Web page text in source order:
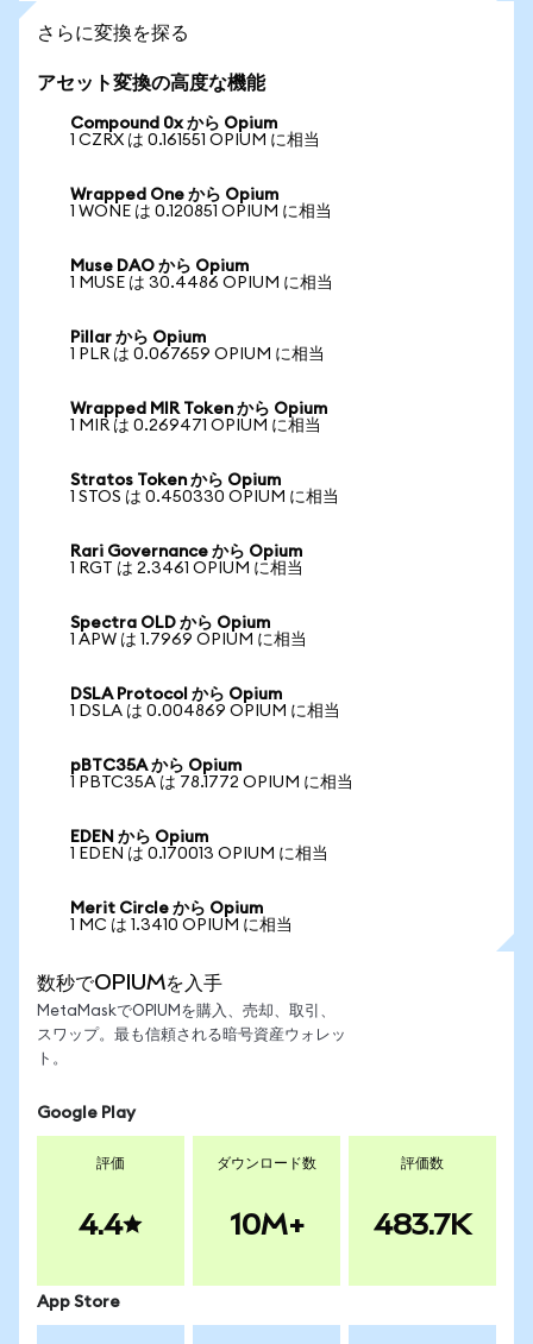
さらに変換を探る
アセット変換の高度な機能
Compound 0x から Opium
1 CZRX は 0.161551 OPIUM に相当
Wrapped One から Opium
1 WONE は 0.120851 OPIUM に相当
Muse DAO から Opium
1 MUSE は 30.4486 OPIUM に相当
Pillar から Opium
1 PLR は 0.067659 OPIUM に相当
Wrapped MIR Token から Opium
1 MIR は 0.269471 OPIUM に相当
Stratos Token から Opium
1 STOS は 0.450330 OPIUM に相当
Rari Governance から Opium
1 RGT は 2.3461 OPIUM に相当
Spectra OLD から Opium
1 APW は 1.7969 OPIUM に相当
DSLA Protocol から Opium
1 DSLA は 0.004869 OPIUM に相当
pBTC35A から Opium
1 PBTC35A は 78.1772 OPIUM に相当
EDEN から Opium
1 EDEN は 0.170013 OPIUM に相当
Merit Circle から Opium
1 MC は 1.3410 OPIUM に相当
数秒でOPIUMを入手
MetaMaskでOPIUMを購入、売却、取引、
スワップ。最も信頼される暗号資産ウォレッ
ト。
Google Play
評価
4.4
ダウンロード数
10M+
評価数
483.7K
App Store